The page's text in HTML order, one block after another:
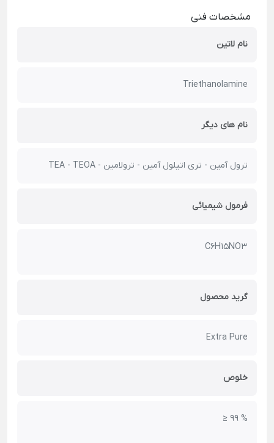
مشخصات فنی
نام لاتین
Triethanolamine
نام های دیگر
ترول آمین - تری اتیلول آمین - ترولامین - TEA - TEOA
فرمول شیمیائی
C6H15NO3
گرید محصول
Extra Pure
خلوص
≥ 99 %